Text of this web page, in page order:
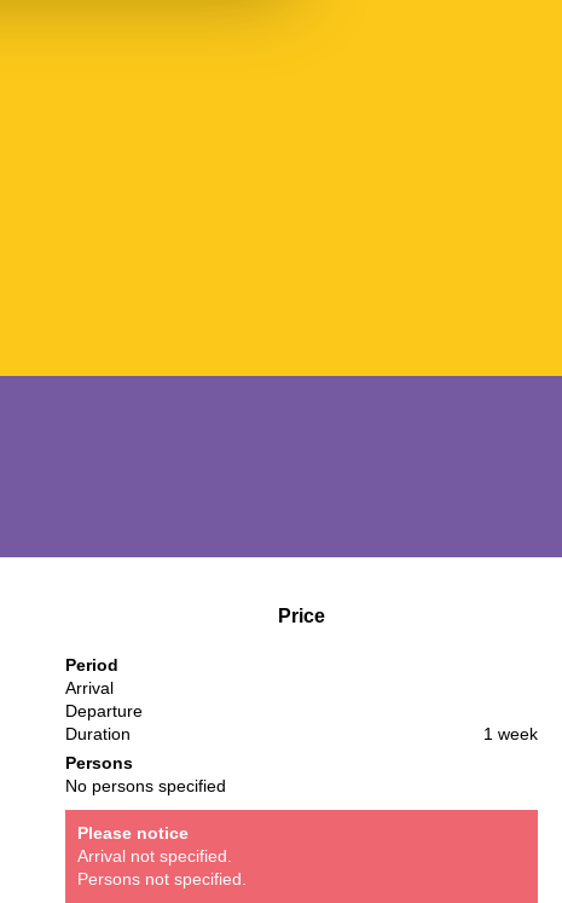
Price
Period
Arrival
Departure
Duration
1 week
Persons
No persons specified
Please notice
Arrival not specified.
Persons not specified.